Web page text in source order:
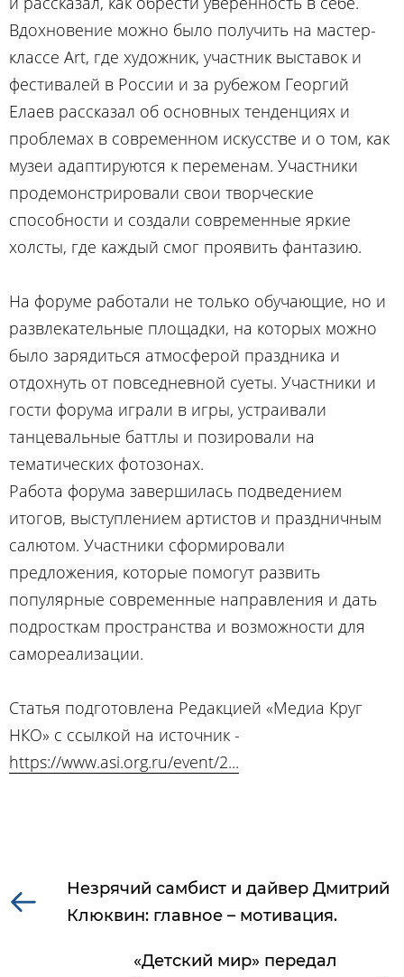
Вдохновение можно было получить на мастер-
классе Аrt, где художник, участник выставок и
фестивалей в России и за рубежом Георгий
Елаев рассказал об основных тенденциях и
проблемах в современном искусстве и о том, как
музеи адаптируются к переменам. Участники
продемонстрировали свои творческие
способности и создали современные яркие
холсты, где каждый смог проявить фантазию.
На форуме работали не только обучающие, но и
развлекательные площадки, на которых можно
было зарядиться атмосферой праздника и
отдохнуть от повседневной суеты. Участники и
гости форума играли в игры, устраивали
танцевальные баттлы и позировали на
тематических фотозонах.
Работа форума завершилась подведением
итогов, выступлением артистов и праздничным
салютом. Участники сформировали
предложения, которые помогут развить
популярные современные направления и дать
подросткам пространства и возможности для
самореализации.
Статья подготовлена Редакцией «Медиа Круг
НКО» с ссылкой на источник -
https://www.asi.org.ru/event/2...
Незрячий самбист и дайвер Дмитрий
Клюквин: главное – мотивация.
«Детский мир» передал